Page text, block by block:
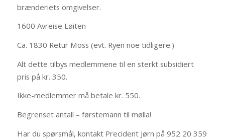
brænderiets omgivelser.
1600 Avreise Løiten
Ca. 1830 Retur Moss (evt. Ryen noe tidligere.)
Alt dette tilbys medlemmene til en sterkt subsidiert
pris på kr. 350.
Ikke-medlemmer må betale kr. 550.
Begrenset antall – førstemann til mølla!
Har du spørsmål, kontakt Precident Jørn på 952 20 359